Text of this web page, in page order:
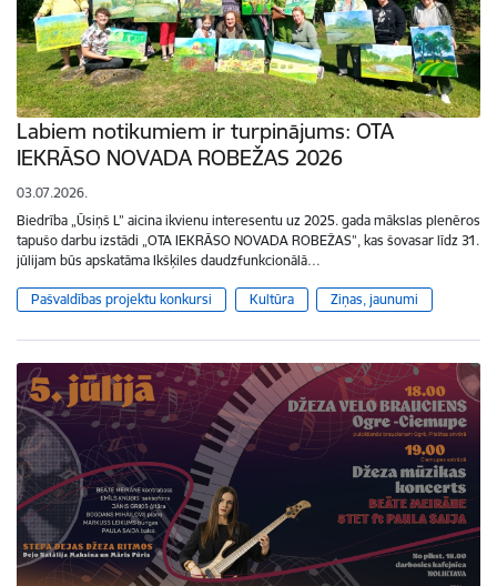
Labiem notikumiem ir turpinājums: OTA
IEKRĀSO NOVADA ROBEŽAS 2026
03.07.2026.
Biedrība „Ūsiņš L” aicina ikvienu interesentu uz 2025. gada mākslas plenēros
tapušo darbu izstādi „OTA IEKRĀSO NOVADA ROBEŽAS”, kas šovasar līdz 31.
jūlijam būs apskatāma Ikšķiles daudzfunkcionālā…
Pašvaldības projektu konkursi Kultūra Ziņas, jaunumi